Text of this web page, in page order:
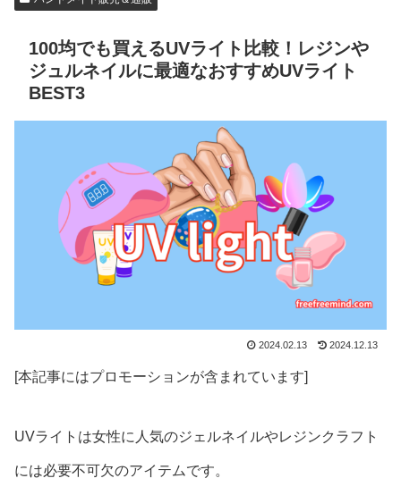
100均でも買えるUVライト比較！レジンや
ジュルネイルに最適なおすすめUVライト
BEST3
2024.02.13 2024.12.13
[本記事にはプロモーションが含まれています]
UVライトは女性に人気のジェルネイルやレジンクラフト
には必要不可欠のアイテムです。